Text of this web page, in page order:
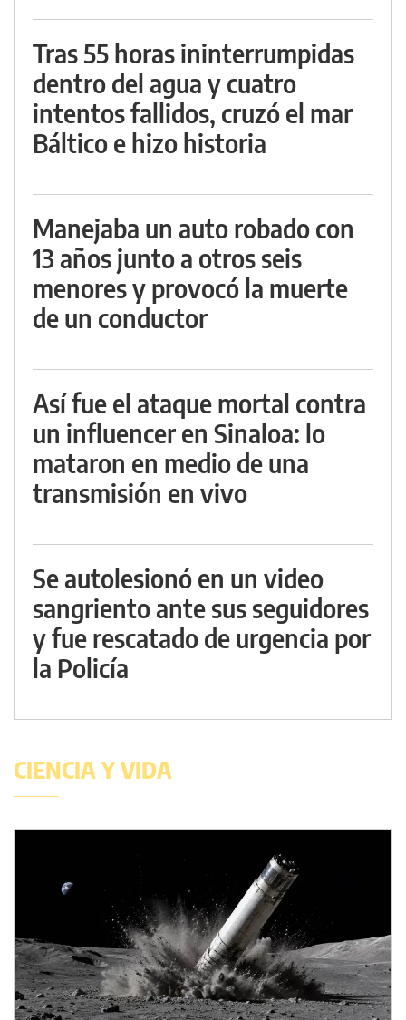
Tras 55 horas ininterrumpidas
dentro del agua y cuatro
intentos fallidos, cruzó el mar
Báltico e hizo historia
Manejaba un auto robado con
13 años junto a otros seis
menores y provocó la muerte
de un conductor
Así fue el ataque mortal contra
un influencer en Sinaloa: lo
mataron en medio de una
transmisión en vivo
Se autolesionó en un video
sangriento ante sus seguidores
y fue rescatado de urgencia por
la Policía
CIENCIA Y VIDA